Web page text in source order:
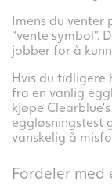
Imens du
“vente symbol”.
jobber for å
Hvis du
fra en vanlig
kjøpe
eggløsningstest
vanskelig å
Fordeler